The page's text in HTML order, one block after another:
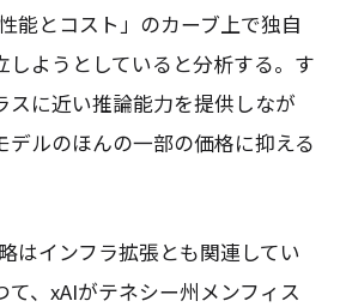
能とコスト」のカーブ上で独自
しようとしていると分析する。す
スに近い推論能力を提供しなが
デルのほんの一部の価格に抑える
はインフラ拡張とも関連してい
て、xAIがテネシー州メンフィス